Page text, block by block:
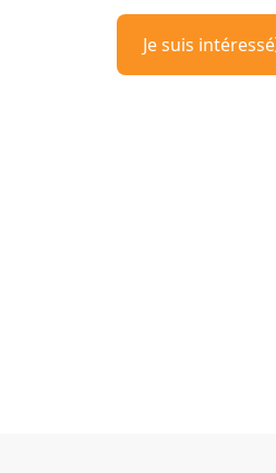
Je suis intéressé